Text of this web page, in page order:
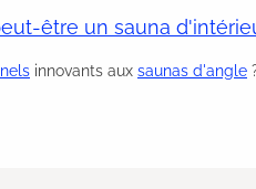
être un sauna
innovants aux saunas d'angle